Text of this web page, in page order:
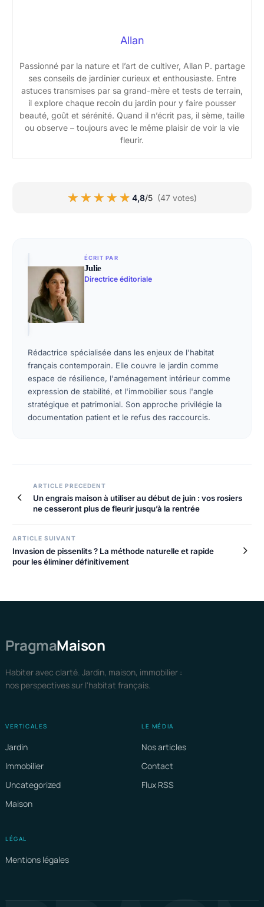
Allan
Passionné par la nature et l’art de cultiver, Allan P. partage
ses conseils de jardinier curieux et enthousiaste. Entre
astuces transmises par sa grand-mère et tests de terrain,
il explore chaque recoin du jardin pour y faire pousser
beauté, goût et sérénité. Quand il n’écrit pas, il sème, taille
ou observe – toujours avec le même plaisir de voir la vie
fleurir.
★★★★★
★★★★★ 4,8/5 (47 votes)
ÉCRIT PAR
Julie
Directrice éditoriale
Rédactrice spécialisée dans les enjeux de l'habitat
français contemporain. Elle couvre le jardin comme
espace de résilience, l'aménagement intérieur comme
expression de stabilité, et l'immobilier sous l'angle
stratégique et patrimonial. Son approche privilégie la
documentation patient et le refus des raccourcis.
ARTICLE PRECEDENT
Un engrais maison à utiliser au début de juin : vos rosiers
ne cesseront plus de fleurir jusqu’à la rentrée
ARTICLE SUIVANT
Invasion de pissenlits ? La méthode naturelle et rapide
pour les éliminer définitivement
PragmaMaison
Habiter avec clarté. Jardin, maison, immobilier :
nos perspectives sur l'habitat français.
VERTICALES
Jardin
Immobilier
Uncategorized
Maison
LE MÉDIA
Nos articles
Contact
Flux RSS
LÉGAL
Mentions légales